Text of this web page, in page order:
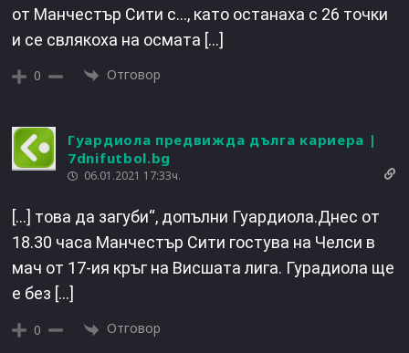
от Манчестър Сити с…, като останаха с 26 точки
и се свлякоха на осмата […]
0 Отговор
Гуардиола предвижда дълга кариера |
7dnifutbol.bg
06.01.2021 17:33ч.
[…] това да загуби“, допълни Гуардиола.Днес от
18.30 часа Манчестър Сити гостува на Челси в
мач от 17-ия кръг на Висшата лига. Гурадиола ще
е без […]
0 Отговор